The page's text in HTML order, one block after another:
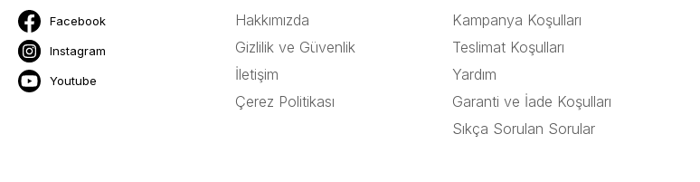
Facebook
Instagram
Youtube
Hakkımızda
Gizlilik ve Güvenlik
İletişim
Çerez Politikası
Kampanya Koşulları
Teslimat Koşulları
Yardım
Garanti ve İade Koşulları
Sıkça Sorulan Sorular